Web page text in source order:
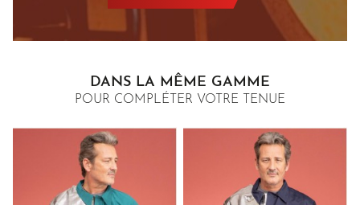
DANS LA MÊME GAMME
POUR COMPLÉTER VOTRE TENUE